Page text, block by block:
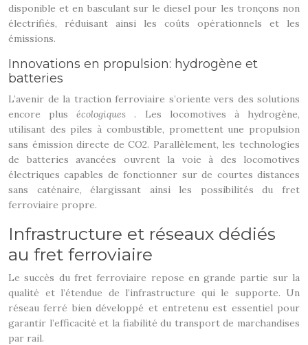
disponible et en basculant sur le diesel pour les tronçons non
électrifiés, réduisant ainsi les coûts opérationnels et les
émissions.
Innovations en propulsion: hydrogène et
batteries
L’avenir de la traction ferroviaire s’oriente vers des solutions
encore plusécologiques . Les locomotives à hydrogène,
utilisant des piles à combustible, promettent une propulsion
sans émission directe de CO2. Parallèlement, les technologies
de batteries avancées ouvrent la voie à des locomotives
électriques capables de fonctionner sur de courtes distances
sans caténaire, élargissant ainsi les possibilités du fret
ferroviaire propre.
Infrastructure et réseaux dédiés
au fret ferroviaire
Le succès du fret ferroviaire repose en grande partie sur la
qualité et l’étendue de l’infrastructure qui le supporte. Un
réseau ferré bien développé et entretenu est essentiel pour
garantir l’efficacité et la fiabilité du transport de marchandises
par rail.